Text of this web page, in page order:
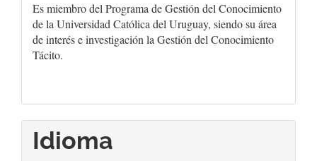
Es miembro del Programa de Gestión del Conocimiento
de la Universidad Católica del Uruguay, siendo su área
de interés e investigación la Gestión del Conocimiento
Tácito.
Idioma